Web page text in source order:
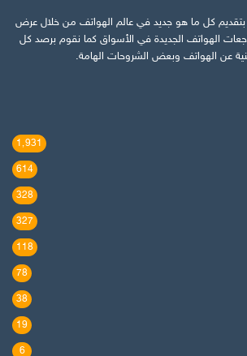
بتقديم كل ما هو جديد في عالم الهواتف من خلال عرض
الهواتف الجديدة في الأسواق كما نقوم برصد كل
عن الهواتف وبعض الشروحات الهامة.
1٬931
614
328
327
118
78
38
19
6